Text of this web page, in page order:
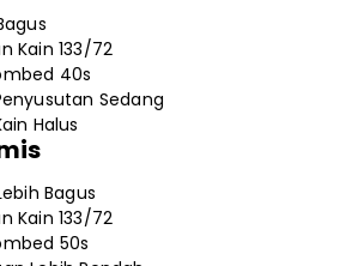
Kain 133/72
40s
Sedang
Halus
Bagus
Kain 133/72
50s